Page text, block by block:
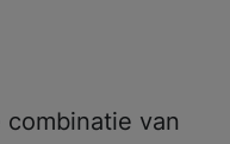
van